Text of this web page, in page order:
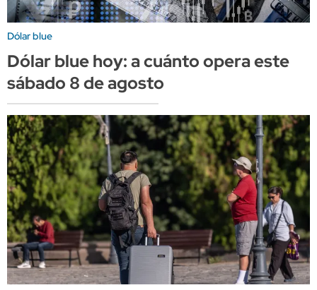
Dólar blue
Dólar blue hoy: a cuánto opera este
sábado 8 de agosto